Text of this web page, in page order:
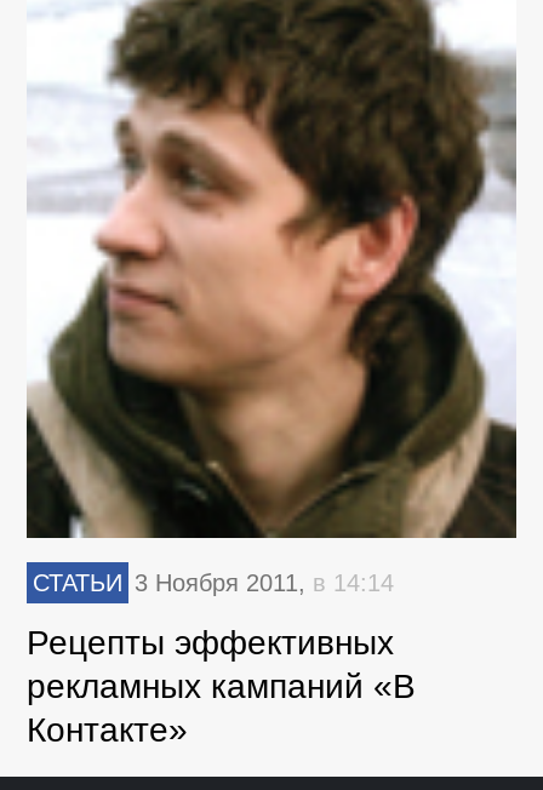
СТАТЬИ 3 Ноября 2011, в 14:14
Рецепты эффективных
рекламных кампаний «В
Контакте»